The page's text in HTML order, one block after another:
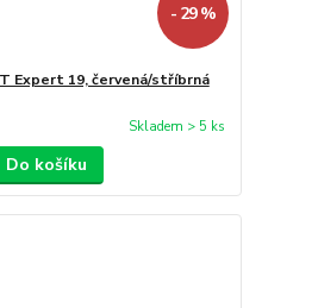
- 29 %
Expert 19, červená/stříbrná
Skladem > 5 ks
Do košíku